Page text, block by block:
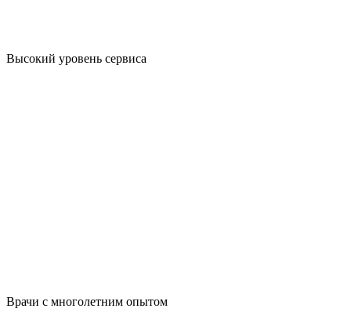
Высокий уровень сервиса
Врачи с многолетним опытом